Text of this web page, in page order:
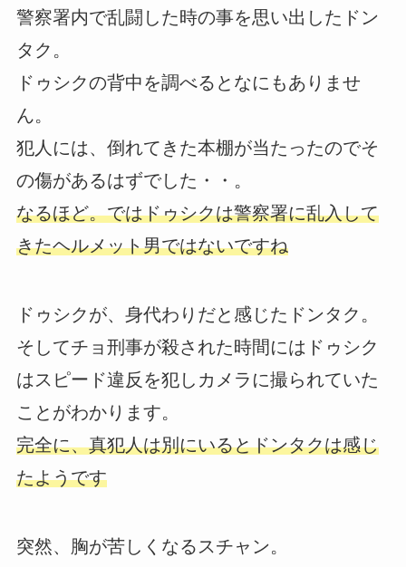
警察署内で乱闘した時の事を思い出したドン
タク。
ドゥシクの背中を調べるとなにもありませ
ん。
犯人には、倒れてきた本棚が当たったのでそ
の傷があるはずでした・・。
なるほど。ではドゥシクは警察署に乱入して
きたヘルメット男ではないですね
ドゥシクが、身代わりだと感じたドンタク。
そしてチョ刑事が殺された時間にはドゥシク
はスピード違反を犯しカメラに撮られていた
ことがわかります。
完全に、真犯人は別にいるとドンタクは感じ
たようです
突然、胸が苦しくなるスチャン。